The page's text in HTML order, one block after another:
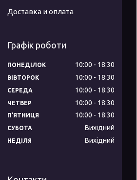
Доставка и оплата
Графік роботи
ПОНЕДІЛОК 10:00 18:30
ВІВТОРОК 10:00 18:30
СЕРЕДА 10:00 18:30
ЧЕТВЕР 10:00 18:30
ПʼЯТНИЦЯ 10:00 18:30
СУБОТА Вихідний
НЕДІЛЯ Вихідний